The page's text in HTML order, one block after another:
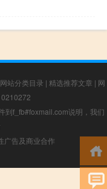
网站分类目录 | 精选推荐文章 | 网
到f_fb#foxmail.com说明，我们
广告及商业合作